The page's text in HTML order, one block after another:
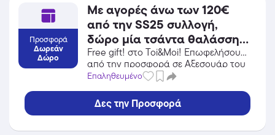
Προσφορά
Δωρεάν
Δώρο
Με αγορές άνω των 120€
από την SS25 συλλογή,
δώρο μία τσάντα θαλάσσης!
Ισχύει μέχρι εξαντλήσεως
των αποθεμάτων.
Free gift! στο Toi&Moi! Επωφελήσου
από την προσφορά σε Αξεσουάρ του
Toi&Moi και κέρδισε από τις
Επαληθευμένο
Δες την Προσφορά